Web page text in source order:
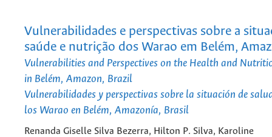
Vulnerabilidades e perspectivas sobre a
saúde e nutrição dos Warao em Belém,
Vulnerabilities and Perspectives on the Health and
in Belém, Amazon, Brazil
Vulnerabilidades y perspectivas sobre la situación de
los Warao en Belém, Amazonía, Brasil
Renanda Giselle Silva Bezerra, Hilton P. Silva, Karoline